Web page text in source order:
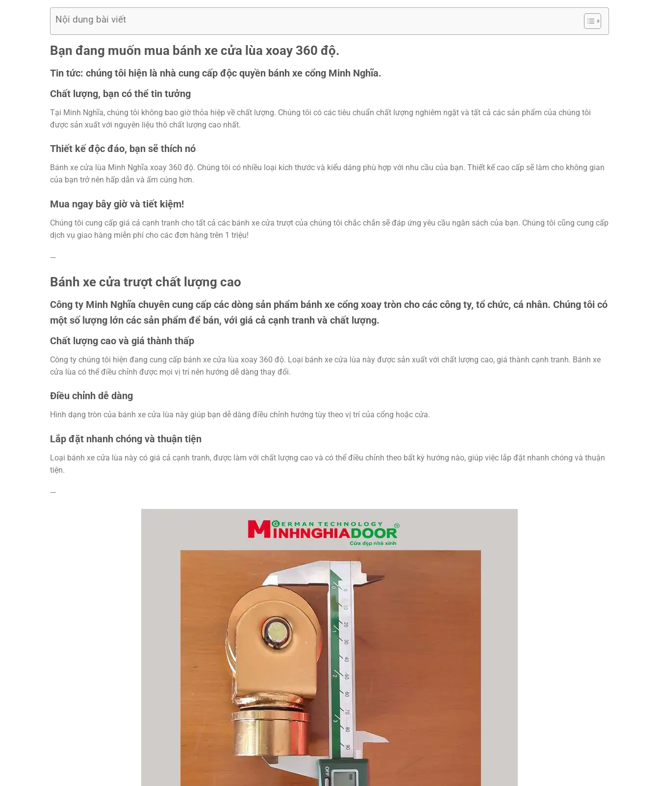
Nội dung bài viết
Bạn đang muốn mua bánh xe cửa lùa xoay 360 độ.
Tin tức: chúng tôi hiện là nhà cung cấp độc quyền bánh xe cổng Minh Nghĩa.
Chất lượng, bạn có thể tin tưởng
Tại Minh Nghĩa, chúng tôi không bao giờ thỏa hiệp về chất lượng. Chúng tôi có các tiêu chuẩn chất lượng nghiêm ngặt và tất cả các sản phẩm của chúng tôi
được sản xuất với nguyên liệu thô chất lượng cao nhất.
Thiết kế độc đáo, bạn sẽ thích nó
Bánh xe cửa lùa Minh Nghĩa xoay 360 độ. Chúng tôi có nhiều loại kích thước và kiểu dáng phù hợp với nhu cầu của bạn. Thiết kế cao cấp sẽ làm cho không gian
của bạn trở nên hấp dẫn và ấm cúng hơn.
Mua ngay bây giờ và tiết kiệm!
Chúng tôi cung cấp giá cả cạnh tranh cho tất cả các bánh xe cửa trượt của chúng tôi chắc chắn sẽ đáp ứng yêu cầu ngân sách của bạn. Chúng tôi cũng cung cấp
dịch vụ giao hàng miễn phí cho các đơn hàng trên 1 triệu!
—
Bánh xe cửa trượt chất lượng cao
Công ty Minh Nghĩa chuyên cung cấp các dòng sản phẩm bánh xe cổng xoay tròn cho các công ty, tổ chức, cá nhân. Chúng tôi có
một số lượng lớn các sản phẩm để bán, với giá cả cạnh tranh và chất lượng.
Chất lượng cao và giá thành thấp
Công ty chúng tôi hiện đang cung cấp bánh xe cửa lùa xoay 360 độ. Loại bánh xe cửa lùa này được sản xuất với chất lượng cao, giá thành cạnh tranh. Bánh xe
cửa lùa có thể điều chỉnh được mọi vị trí nên hướng dễ dàng thay đổi.
Điều chỉnh dễ dàng
Hình dạng tròn của bánh xe cửa lùa này giúp bạn dễ dàng điều chỉnh hướng tùy theo vị trí của cổng hoặc cửa.
Lắp đặt nhanh chóng và thuận tiện
Loại bánh xe cửa lùa này có giá cả cạnh tranh, được làm với chất lượng cao và có thể điều chỉnh theo bất kỳ hướng nào, giúp việc lắp đặt nhanh chóng và thuận
tiện.
—